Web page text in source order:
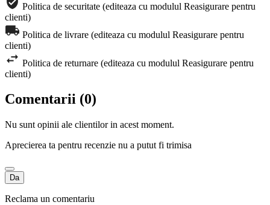
Politica de securitate (editeaza cu modulul Reasigurare pentru
clienti)
Politica de livrare (editeaza cu modulul Reasigurare pentru
clienti)
Politica de returnare (editeaza cu modulul Reasigurare pentru
clienti)
Comentarii (0)
Nu sunt opinii ale clientilor in acest moment.
Aprecierea ta pentru recenzie nu a putut fi trimisa
Da
Reclama un comentariu